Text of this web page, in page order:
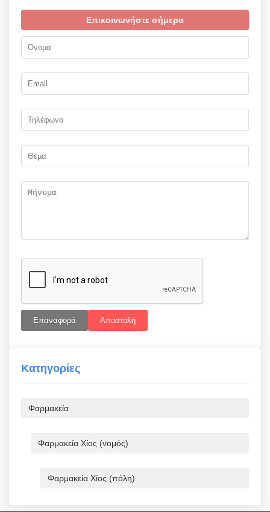
Επικοινωνήστε σήμερα
Επαναφορά Αποστολή
Κατηγορίες
Φαρμακεία
Φαρμακεία Χίος (νομός)
Φαρμακεία Χίος (πόλη)